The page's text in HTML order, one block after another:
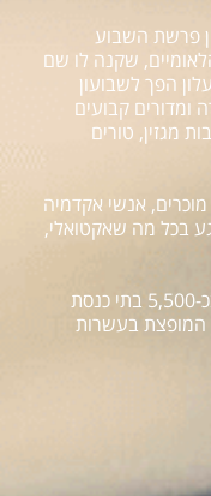
עלון פרשת השבוע
שקנה לו שם
הפך לשבועון
ומדורים קבועים
מגזין, טורים
אנשי אקדמיה
בכל מה שאקטואלי,
השבועון מופץ בעשרות אלפי עותקים בכ-5,500 בתי כנסת
המופצת בעשרות